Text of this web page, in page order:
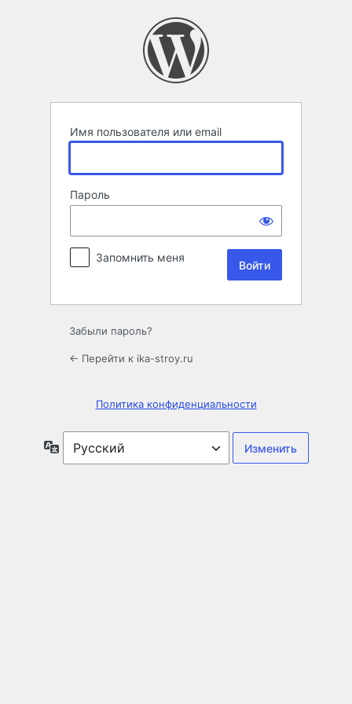
Имя пользователя или email
Пароль
Запомнить меня
Забыли пароль?
← Перейти к ika-stroy.ru
Политика конфиденциальности
Язык